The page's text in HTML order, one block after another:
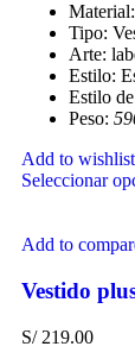
Tipo:
Arte:
Estilo:
Estilo
Peso:
Add to wishlist
Seleccionar
Add to
Vestido
S/219.00